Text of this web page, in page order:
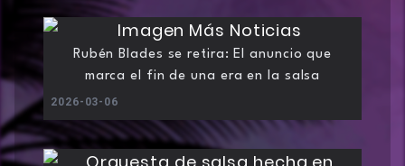
Rubén Blades se retira: El anuncio que
marca el fin de una era en la salsa
2026-03-06